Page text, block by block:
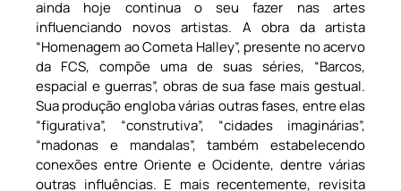
ainda hoje continua o seu fazer nas artes
influenciando novos artistas. A obra da artista
“Homenagem ao Cometa Halley”, presente no acervo
da FCS, compõe uma de suas séries, “Barcos,
espacial e guerras”, obras de sua fase mais gestual.
Sua produção engloba várias outras fases, entre elas
“figurativa”, “construtiva”, “cidades imaginárias”,
“madonas e mandalas”, também estabelecendo
conexões entre Oriente e Ocidente, dentre várias
outras influências. E mais recentemente, revisita